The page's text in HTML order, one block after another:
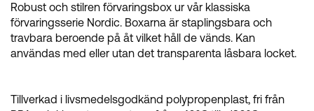
Robust och stilren förvaringsbox ur vår klassiska
förvaringsserie Nordic. Boxarna är staplingsbara och
travbara beroende på åt vilket håll de vänds. Kan
användas med eller utan det transparenta låsbara locket.
Tillverkad i livsmedelsgodkänd polypropenplast, fri från